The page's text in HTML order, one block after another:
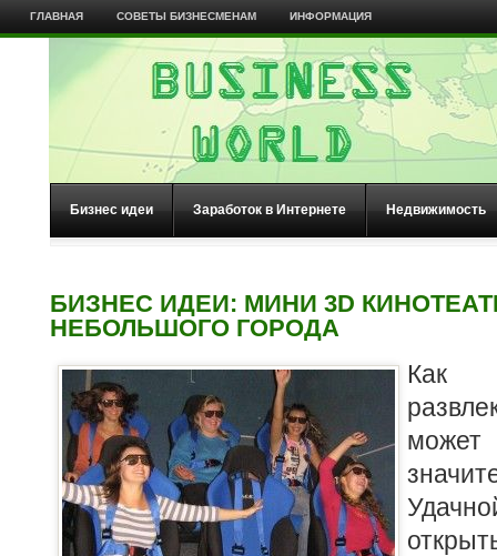
ГЛАВНАЯ СОВЕТЫ БИЗНЕСМЕНАМ ИНФОРМАЦИЯ
Бизнес идеи Заработок в Интернете Недвижимость
БИЗНЕС ИДЕИ: МИНИ 3D
НЕБОЛЬШОГО ГОРОДА